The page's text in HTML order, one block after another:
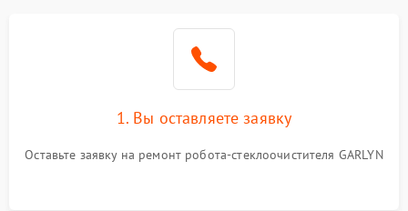
1. Вы оставляете заявку
Оставьте заявку на ремонт робота-стеклоочистителя GARLYN